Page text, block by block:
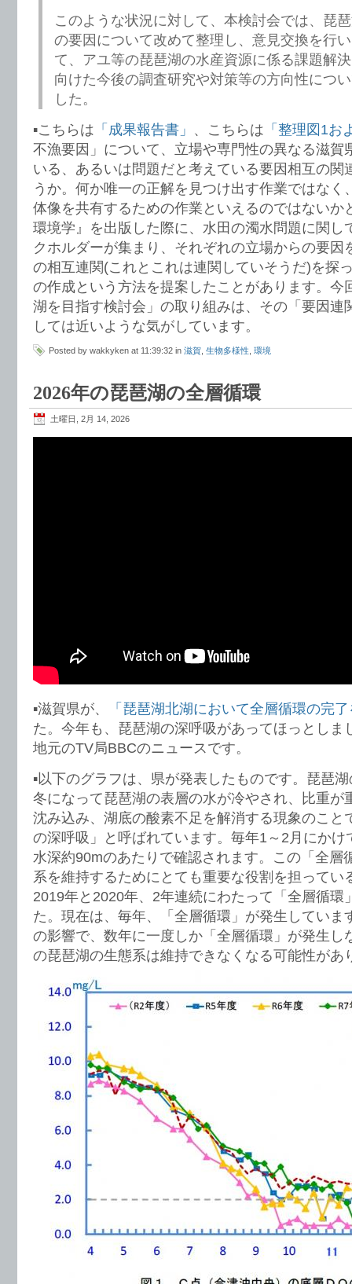
このような状況に対して、本検討会では、琵
の要因について改めて整理し、意見交換を行
て、アユ等の琵琶湖の水産資源に係る課題解
向けた今後の調査研究や対策等の方向性につ
した。
▪️こちらは 「成果報告書」 、こちらは 「整理図1お
不漁要因」について、立場や専門性の異なる滋賀
いる、あるいは問題だと考えている要因相互の関
うか。何か唯一の正解を見つけ出す作業ではなく
体像を共有するための作業といえるのではないか
環境学』を出版した際に、水田の濁水問題に関し
クホルダーが集まり、それぞれの立場からの要因
の相互連関(これとこれは連関していそうだ)を探
の作成という方法を提案したことがあります。今
湖を目指す検討会」の取り組みは、その「要因連
しては近いような気がしています。
Posted by wakkyken at 11:39:32 in 滋賀 生物多様性 環境
2026年の琵琶湖の全層循環
土曜日, 2月 14, 2026
▪️滋賀県が、
「琵琶湖北湖において全層循環の完
た。今年も、琵琶湖の深呼吸があってほっとしま
地元のTV局BBCのニュースです。
▪️以下のグラフは、県が発表したものです。琵琶
冬になって琵琶湖の表層の水が冷やされ、比重が
沈み込み、湖底の酸素不足を解消する現象のこと
の深呼吸」と呼ばれています。毎年1～2月にかけ
水深約90mのあたりで確認されます。この「全層
系を維持するためにとても重要な役割を担ってい
2019年と2020年、2年連続にわたって「全層循環
た。現在は、毎年、「全層循環」が発生していま
の影響で、数年に一度しか「全層循環」が発生し
の琵琶湖の生態系は維持できなくなる可能性があ